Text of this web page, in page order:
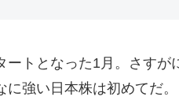
ートとなった1月。さす
に強い日本株は初めてだ